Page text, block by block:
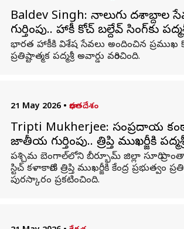
Baldev Singh: నాలుగు దశాబ్దాల
గుర్తింపు.. హాకీ కోచ్ బల్దేవ్ సింగ్‌కు
భారత హాకీకి విశేష సేవలు అందించిన ప్రముఖ
ప్రతిష్టాత్మక పద్మశ్రీ అవార్డు వరించింది.
21 May 2026 • భారతదేశం
Tripti Mukherjee: సంప్రదాయ
జాతీయ గుర్తింపు.. త్రిప్తి ముఖర్జీకి
పశ్చిమ బెంగాల్‌లోని బీర్భూమ్ జిల్లా సూరి
స్టిచ్ కళాకారిణి త్రిప్తి ముఖర్జీకి కేంద్ర ప్రభుత్వం
పురస్కారం ప్రకటించింది.